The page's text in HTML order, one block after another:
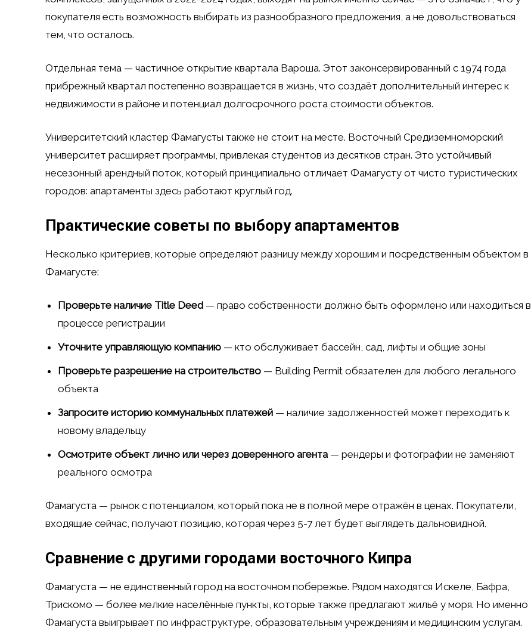
покупателя есть возможность выбирать из разнообразного предложения, а не довольствоваться
тем, что осталось.
Отдельная тема — частичное открытие квартала Вароша. Этот законсервированный с 1974 года
прибрежный квартал постепенно возвращается в жизнь, что создаёт дополнительный интерес к
недвижимости в районе и потенциал долгосрочного роста стоимости объектов.
Университетский кластер Фамагусты также не стоит на месте. Восточный Средиземноморский
университет расширяет программы, привлекая студентов из десятков стран. Это устойчивый
несезонный арендный поток, который принципиально отличает Фамагусту от чисто туристических
городов: апартаменты здесь работают круглый год.
Практические советы по выбору апартаментов
Несколько критериев, которые определяют разницу между хорошим и посредственным объектом в
Фамагусте:
Проверьте наличие Title Deed — право собственности должно быть оформлено или находиться в
процессе регистрации
Уточните управляющую компанию — кто обслуживает бассейн, сад, лифты и общие зоны
Проверьте разрешение на строительство — Building Permit обязателен для любого легального
объекта
Запросите историю коммунальных платежей — наличие задолженностей может переходить к
новому владельцу
Осмотрите объект лично или через доверенного агента — рендеры и фотографии не заменяют
реального осмотра
Фамагуста — рынок с потенциалом, который пока не в полной мере отражён в ценах. Покупатели,
входящие сейчас, получают позицию, которая через 5-7 лет будет выглядеть дальновидной.
Сравнение с другими городами восточного Кипра
Фамагуста — не единственный город на восточном побережье. Рядом находятся Искеле, Бафра,
Трискомо — более мелкие населённые пункты, которые также предлагают жильё у моря. Но именно
Фамагуста выигрывает по инфраструктуре, образовательным учреждениям и медицинским услугам.